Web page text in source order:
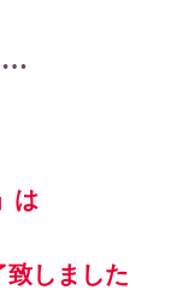
…
は
致しました